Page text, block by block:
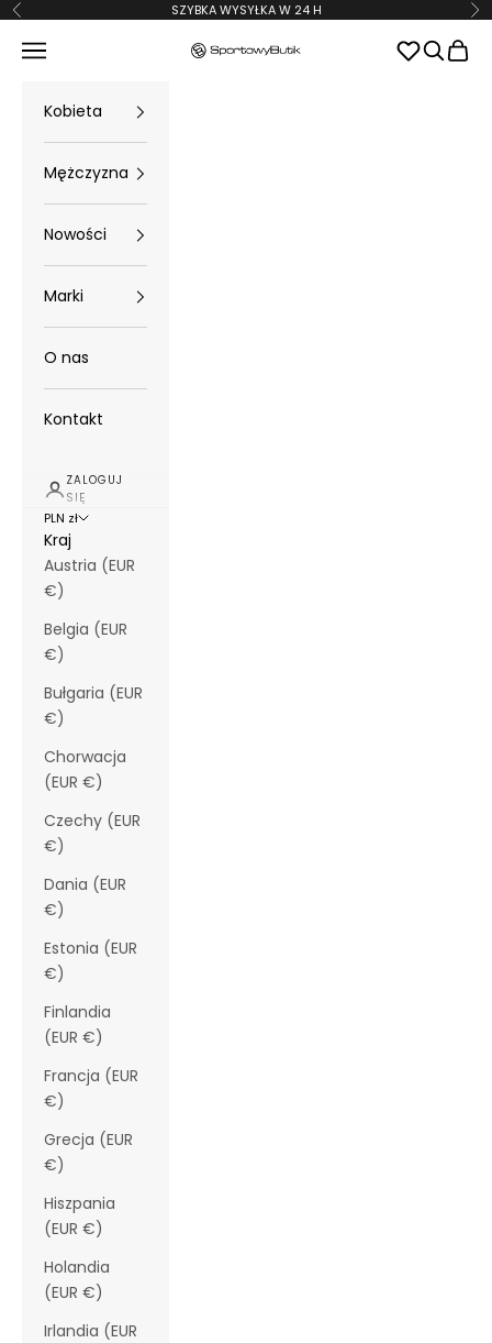
Przejdź do treści
Poprzednie SZYBKA WYSYŁKA W 24 H
SportowyButik
Menu Szukaj
Kobieta
Mężczyzna
Nowości
Marki
O nas
Kontakt
ZALOGUJ
SIĘ
PLN zł
Kraj
Austria (EUR
€)
Belgia (EUR
€)
Bułgaria (EUR
€)
Chorwacja
(EUR €)
Czechy (EUR
€)
Dania (EUR
€)
Estonia (EUR
€)
Finlandia
(EUR €)
Francja (EUR
€)
Grecja (EUR
€)
Hiszpania
(EUR €)
Holandia
(EUR €)
Irlandia (EUR